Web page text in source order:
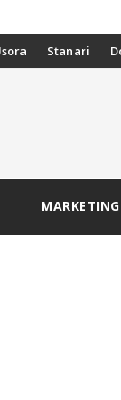
MARKETING